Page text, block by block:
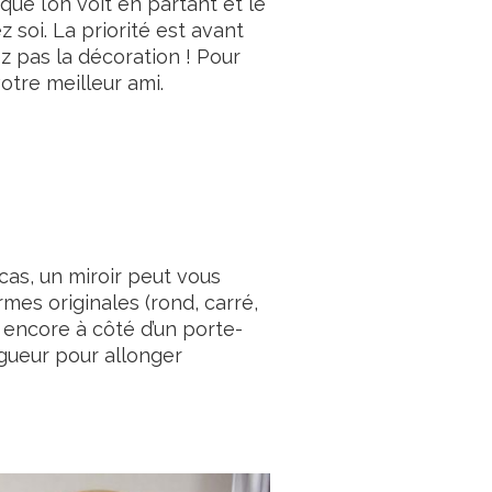
soi. La priorité est avant
pas la décoration ! Pour
meilleur ami.
un miroir peut vous
originales (rond, carré,
à côté d’un porte-
pour allonger